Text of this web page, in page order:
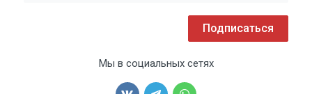
Подписаться
Мы в социальных сетях